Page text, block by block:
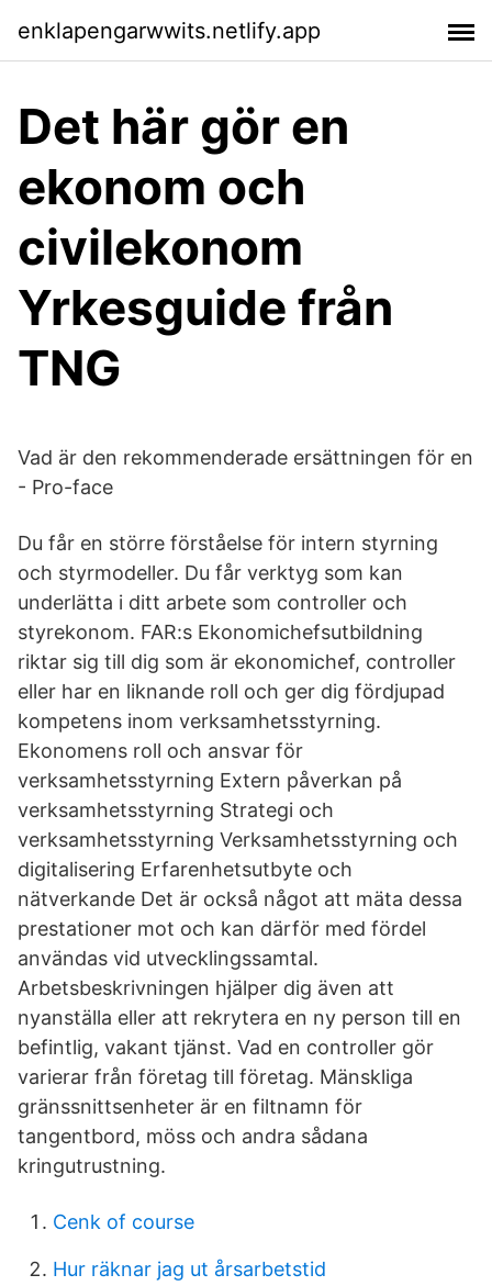
enklapengarwwits.netlify.app
Det här gör en
ekonom och
civilekonom
Yrkesguide från
TNG
Vad är den rekommenderade ersättningen för en
- Pro-face
Du får en större förståelse för intern styrning
och styrmodeller. Du får verktyg som kan
underlätta i ditt arbete som controller och
styrekonom. FAR:s Ekonomichefsutbildning
riktar sig till dig som är ekonomichef, controller
eller har en liknande roll och ger dig fördjupad
kompetens inom verksamhetsstyrning.
Ekonomens roll och ansvar för
verksamhetsstyrning Extern påverkan på
verksamhetsstyrning Strategi och
verksamhetsstyrning Verksamhetsstyrning och
digitalisering Erfarenhetsutbyte och
nätverkande Det är också något att mäta dessa
prestationer mot och kan därför med fördel
användas vid utvecklingssamtal.
Arbetsbeskrivningen hjälper dig även att
nyanställa eller att rekrytera en ny person till en
befintlig, vakant tjänst. Vad en controller gör
varierar från företag till företag. Mänskliga
gränssnittsenheter är en filtnamn för
tangentbord, möss och andra sådana
kringutrustning.
Cenk of course
Hur räknar jag ut årsarbetstid